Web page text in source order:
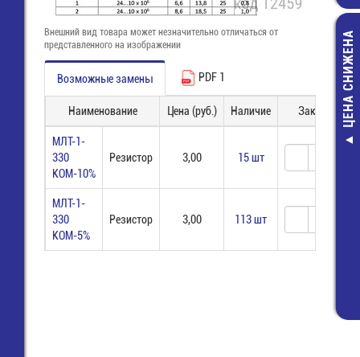
ЦЕНА СНИЖЕНА
Внешний вид товара может незначительно отличаться от
представленного на изображении
Возможные замены PDF 1
Наименование Цена (руб.) Наличие Заказ
МЛТ-1-
330
КОМ-10%
Резистор 3,00 15 шт
МЛТ-1-
330
КОМ-5%
Резистор 3,00 113 шт